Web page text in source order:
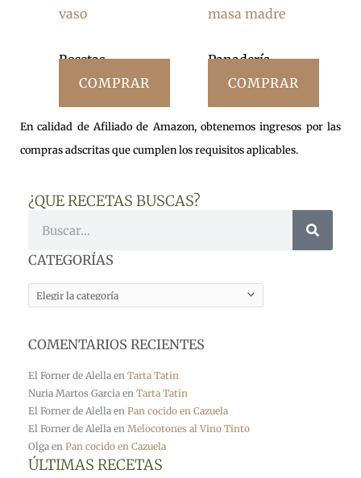
vaso
Recetas
COMPRAR
masa madre
Panadería
COMPRAR
En calidad de Afiliado de Amazon, obtenemos ingresos por las
compras adscritas que cumplen los requisitos aplicables.
¿QUE RECETAS BUSCAS?
CATEGORÍAS
CATEGORÍAS
COMENTARIOS RECIENTES
El Forner de Alella en Tarta Tatin
Nuria Martos Garcia en Tarta Tatin
El Forner de Alella en Pan cocido en Cazuela
El Forner de Alella en Melocotones al Vino Tinto
Olga en Pan cocido en Cazuela
ÚLTIMAS RECETAS